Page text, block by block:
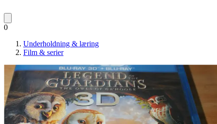
0
Underholdning & læring
Film & serier